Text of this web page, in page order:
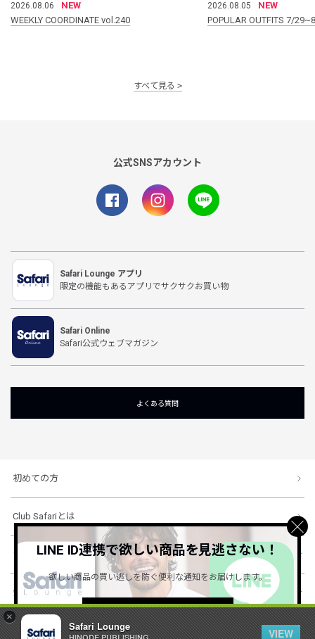
×
Safari Lounge
VIEW
2026.08.06
NEW
WEEKLY COORDINATE vol.240
2026.08.05
NEW
POPULAR OUTFITS 7/
すべて見る
公式SNSアカウント
Safari Lounge アプリ
限定の機能もあるアプリでサクサクお買い物
Safari Online
Safari公式ウェブマガジン
よくある質問
初めての方
Club Safariとは
ショッピングガイド
会社概要・規約
LINE ID連携で欲しい商品を見逃さない！
欲しい商品の買い逃しを防ぐ便利な通知をお届けします。
詳しくはこちら ＞